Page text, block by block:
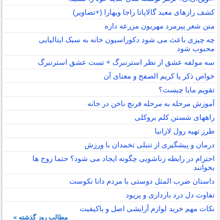
کشف رازهای معبد گالاپاتا راجا ویهارا (+تصاویر)
متن شعر پیرمرد مهربون مزرعه داره
چه چیزی باعث می شود دکوراسیون خانه به سبک ایتالیایی
محبوب شود
سه مولفه عشق از نظر استرنبرگ + تست عشق استرنبرگ
خواص ذکر یا کریم الصفح و معنای آن
تقویم مایا چیست؟
آموزش مرحله به مرحله فرنچ ناخن در خانه
راههای شستن کلم بروکلی
طرز تهیه رول لازانیا
درمان و پیشگیری از تنبلی تخمدان با ورزش
احترام در رابطه زناشویی چگونه ایجاد می شود؟ حتما زوج ها
بخوانند
داستان ضرب المثل دوستی با مردم دانا نكوست
تفاوت دل درد بارداری و پریود
نکات مهم خرید لوازم آرایشی اصل و باکیفیت
مطالب روز گذشته »